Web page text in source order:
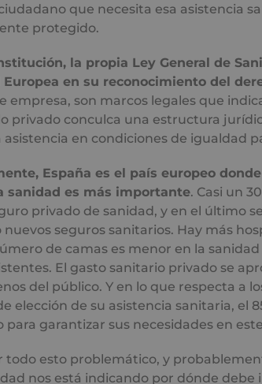
que necesita esa asistencia
protegido.
la propia Ley General de
en su reconocimiento del
empresa, son marcos legales que
privado conculca una estructura
asistencia en condiciones de igualdad
España es el país europeo
sanidad es más importante. Casi un
privado de sanidad, y en el último
nuevos seguros sanitarios. Hay más
de camas es menor en la
El gasto sanitario privado se
del público. Y en lo que respecta a
elección de su asistencia sanitaria, el
garantizar sus necesidades en
todo esto problemático, y
nos está indicando por dónde